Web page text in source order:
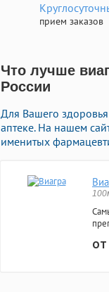
прием заказов
Что лучше
России
Для Вашего
аптеке. На нашем
именитых